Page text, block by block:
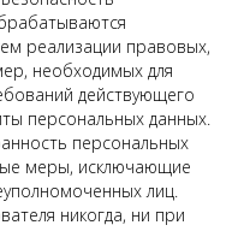
реализации правовых,
необходимых для
действующего
персональных данных.
персональных
меры, исключающие
лиц.
никогда, ни при